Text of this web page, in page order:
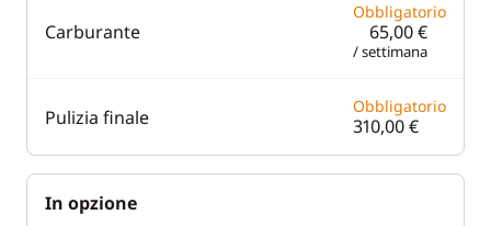
Carburante
Obbligatorio
65,00 €
/ settimana
Pulizia finale Obbligatorio
310,00 €
In opzione